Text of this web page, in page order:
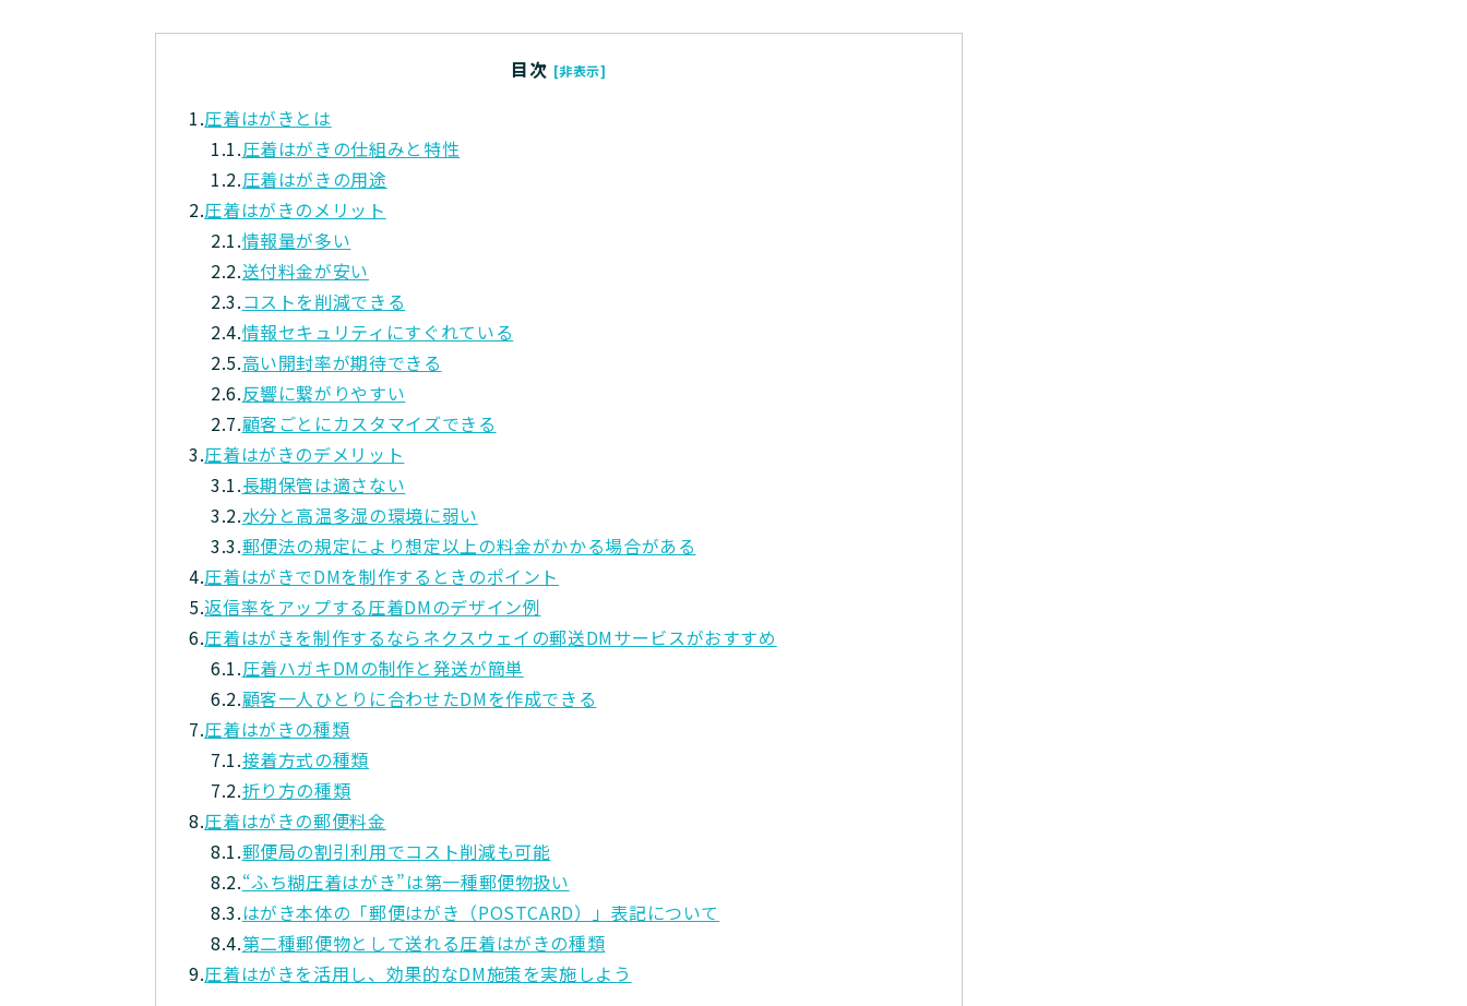
目次 [非表示]
1.圧着はがきとは
1.1.圧着はがきの仕組みと特性
1.2.圧着はがきの用途
2.圧着はがきのメリット
2.1.情報量が多い
2.2.送付料金が安い
2.3.コストを削減できる
2.4.情報セキュリティにすぐれている
2.5.高い開封率が期待できる
2.6.反響に繋がりやすい
2.7.顧客ごとにカスタマイズできる
3.圧着はがきのデメリット
3.1.長期保管は適さない
3.2.水分と高温多湿の環境に弱い
3.3.郵便法の規定により想定以上の料金がかかる場合がある
4.圧着はがきでDMを制作するときのポイント
5.返信率をアップする圧着DMのデザイン例
6.圧着はがきを制作するならネクスウェイの郵送DMサービスがおすすめ
6.1.圧着ハガキDMの制作と発送が簡単
6.2.顧客一人ひとりに合わせたDMを作成できる
7.圧着はがきの種類
7.1.接着方式の種類
7.2.折り方の種類
8.圧着はがきの郵便料金
8.1.郵便局の割引利用でコスト削減も可能
8.2.“ふち糊圧着はがき”は第一種郵便物扱い
8.3.はがき本体の「郵便はがき（POSTCARD）」表記について
8.4.第二種郵便物として送れる圧着はがきの種類
9.圧着はがきを活用し、効果的なDM施策を実施しよう